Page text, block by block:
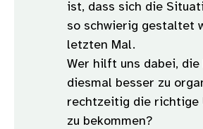
ist, dass sich die
so schwierig gestaltet
letzten Mal.
Wer hilft uns dabei, die
diesmal besser zu
rechtzeitig die richtige
zu bekommen?